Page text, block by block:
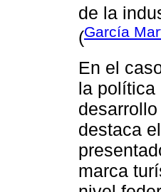
de la
(García
En el
la política
destaca
marca